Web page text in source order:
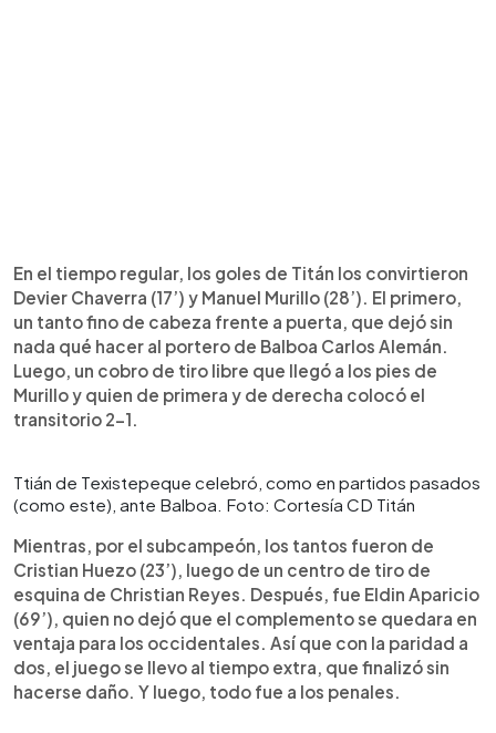
En el tiempo regular, los goles de Titán los convirtieron
Devier Chaverra (17’) y Manuel Murillo (28’). El primero,
un tanto fino de cabeza frente a puerta, que dejó sin
nada qué hacer al portero de Balboa Carlos Alemán.
Luego, un cobro de tiro libre que llegó a los pies de
Murillo y quien de primera y de derecha colocó el
transitorio 2-1.
Ttián de Texistepeque celebró, como en partidos pasados
(como este), ante Balboa. Foto: Cortesía CD Titán
Mientras, por el subcampeón, los tantos fueron de
Cristian Huezo (23’), luego de un centro de tiro de
esquina de Christian Reyes. Después, fue Eldin Aparicio
(69’), quien no dejó que el complemento se quedara en
ventaja para los occidentales. Así que con la paridad a
dos, el juego se llevo al tiempo extra, que finalizó sin
hacerse daño. Y luego, todo fue a los penales.